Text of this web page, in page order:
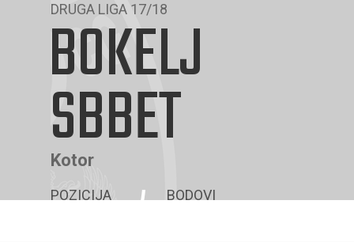
DRUGA LIGA 17/18
BOKELJ
SBBET
Kotor
POZICIJA BODOVI